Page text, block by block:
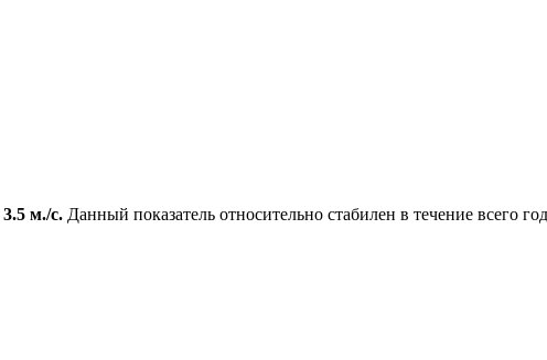
3.5 м./с. Данный показатель относительно стабилен в течение всего